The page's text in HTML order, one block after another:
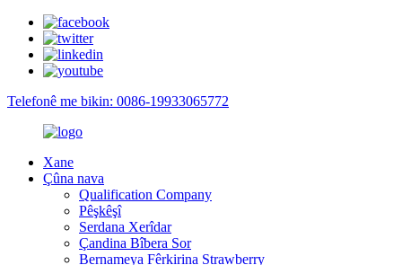
Telefonê me bikin: 0086-19933065772
Xane
Çûna nava
Qualification Company
Pêşkêşî
Serdana Xerîdar
Çandina Bîbera Sor
Bernameya Fêrkirina Strawberry